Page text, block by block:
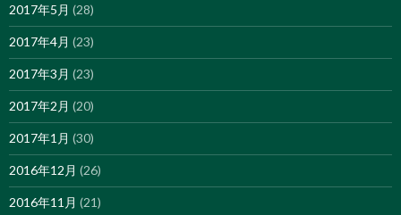
2017年5月 (28)
2017年4月 (23)
2017年3月 (23)
2017年2月 (20)
2017年1月 (30)
2016年12月 (26)
2016年11月 (21)